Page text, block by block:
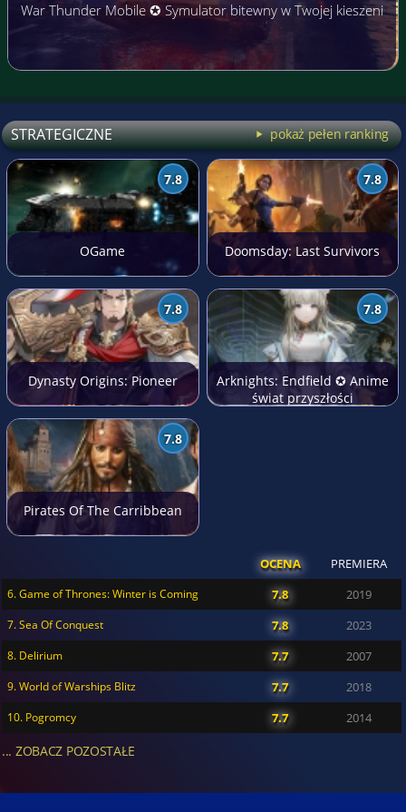
War Thunder Mobile ✪ Symulator bitewny w Twojej kieszeni
STRATEGICZNE pokaż pełen ranking
7.8
OGame
7.8
Doomsday: Last Survivors
7.8
Dynasty Origins: Pioneer
7.8
Arknights: Endfield ✪ Anime
świat przyszłości
7.8
Pirates Of The Carribbean
OCENA PREMIERA
6. Game of Thrones: Winter is Coming 7.8 2019
7. Sea Of Conquest 7.8 2023
8. Delirium 7.7 2007
9. World of Warships Blitz 7.7 2018
10. Pogromcy 7.7 2014
... ZOBACZ POZOSTAŁE